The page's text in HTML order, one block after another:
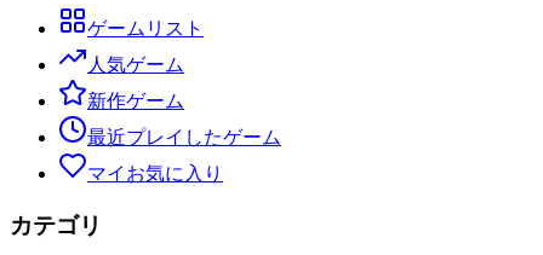
ゲームリスト
人気ゲーム
新作ゲーム
最近プレイしたゲーム
マイお気に入り
カテゴリ